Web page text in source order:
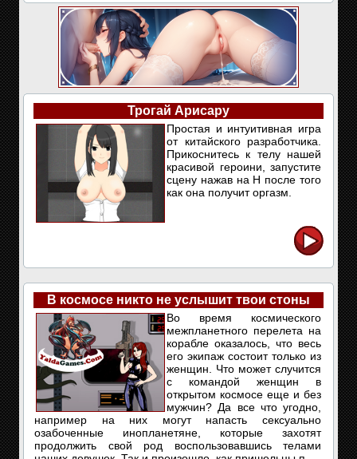
Трогай Арисару
Простая и интуитивная игра
от китайского разработчика.
Прикоснитесь к телу нашей
красивой героини, запустите
сцену нажав на Н после того
как она получит оргазм.
В космосе никто не услышит твои стоны
Во время космического
межпланетного перелета на
корабле оказалось, что весь
его экипаж состоит только из
женщин. Что может случится
с командой женщин в
открытом космосе еще и без
мужчин? Да все что угодно,
например на них могут напасть сексуально
озабоченные инопланетяне, которые захотят
продолжить свой род воспользовавшись телами